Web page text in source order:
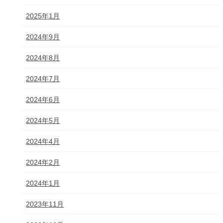
2025年1月
2024年9月
2024年8月
2024年7月
2024年6月
2024年5月
2024年4月
2024年2月
2024年1月
2023年11月